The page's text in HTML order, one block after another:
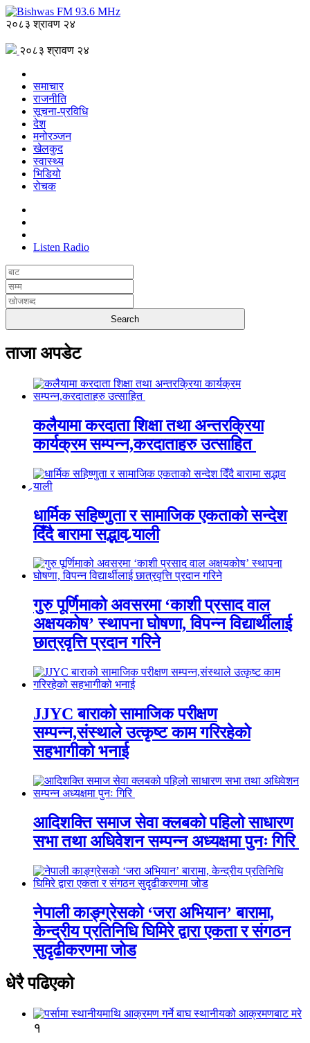
२०८३ श्रावण २४
२०८३ श्रावण २४
समाचार
राजनीति
सूचना-प्रविधि
देश
मनोरञ्जन
खेलकुद
स्वास्थ्य
भिडियो
रोचक
Listen Radio
ताजा अपडेट
कलैयामा करदाता शिक्षा तथा अन्तरक्रिया
कार्यक्रम सम्पन्न,करदाताहरु उत्साहित
धार्मिक सहिष्णुता र सामाजिक एकताको सन्देश
दिँदै बारामा सद्भाव र्‍याली
गुरु पूर्णिमाको अवसरमा ‘काशी प्रसाद वाल
अक्षयकोष’ स्थापना घोषणा, विपन्न विद्यार्थीलाई
छात्रवृत्ति प्रदान गरिने
JJYC बाराको सामाजिक परीक्षण
सम्पन्न,संस्थाले उत्कृष्ट काम गरिरहेको
सहभागीको भनाई
आदिशक्ति समाज सेवा क्लबको पहिलो साधारण
सभा तथा अधिवेशन सम्पन्न अध्यक्षमा पुनः गिरि
नेपाली काङ्ग्रेसको ‘जरा अभियान’ बारामा,
केन्द्रीय प्रतिनिधि घिमिरे द्वारा एकता र संगठन
सुदृढीकरणमा जोड
धेरै पढिएको
१